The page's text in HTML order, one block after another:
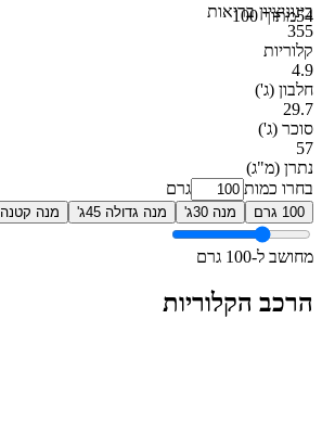
54מתוך 100בינוניציון בריאות
355
קלוריות
4.9
חלבון (ג')
29.7
סוכר (ג')
57
נתרן (מ"ג)
בחרו כמות
גרם
100 גרם מנה 30ג' מנה גדולה 45ג' מנה קטנה 20ג'
מחושב ל-100 גרם
הרכב הקלוריות